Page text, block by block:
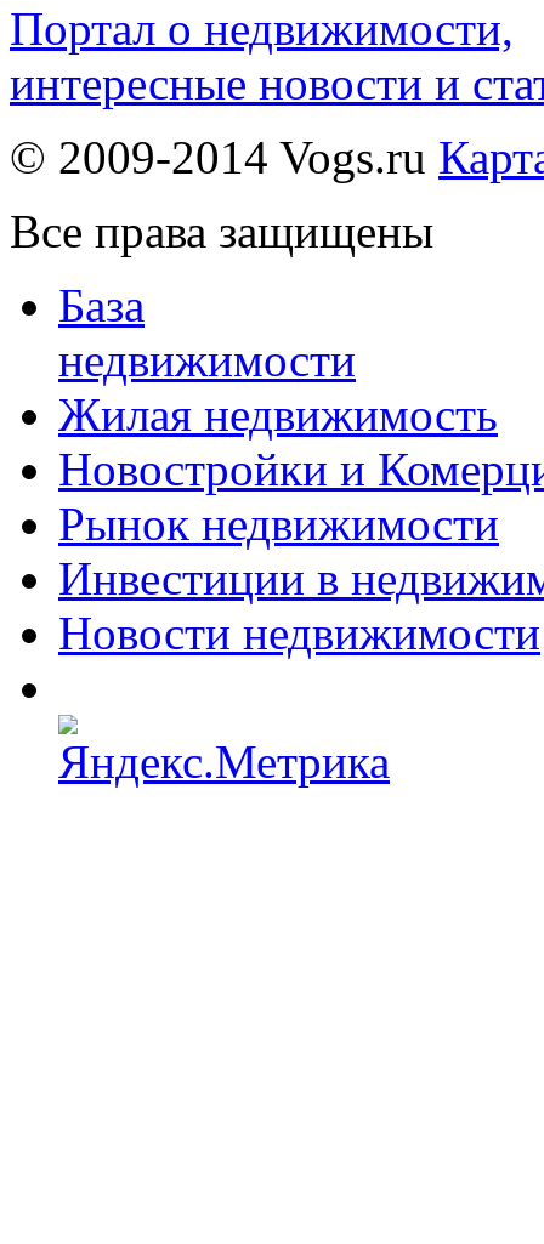
Портал о недвижимости,
интересные новости и
© 2009-2014 Vogs.ru
Все права защищены
База
недвижимости
Жилая недвижимость
Новостройки и
Рынок недвижимости
Инвестиции в
Новости недвижимости